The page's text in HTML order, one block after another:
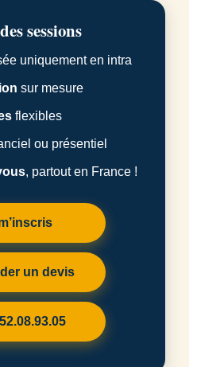
sessions
uniquement en intra
sur mesure
flexibles
ou présentiel
, partout en France !
un devis